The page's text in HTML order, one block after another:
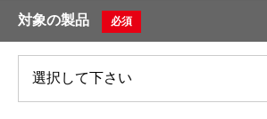
対象の製品 必須